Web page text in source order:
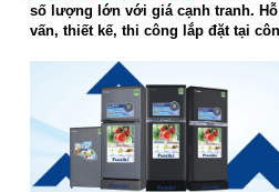
số lượng lớn với giá cạnh tranh.
vấn, thiết kế, thi công lắp đặt tại